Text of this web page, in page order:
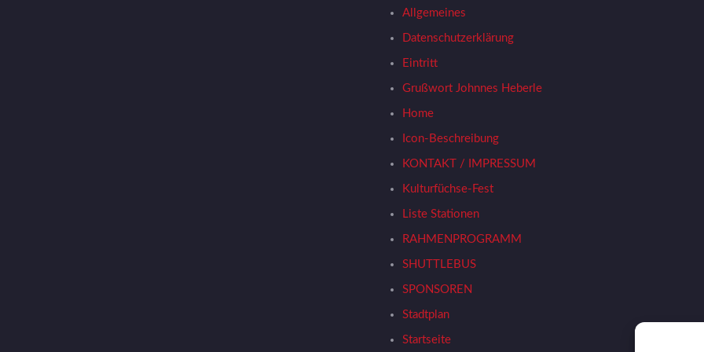
Allgemeines
Datenschutzerklärung
Eintritt
Grußwort Johnnes Heberle
Home
Icon-Beschreibung
KONTAKT / IMPRESSUM
Kulturfüchse-Fest
Liste Stationen
RAHMENPROGRAMM
SHUTTLEBUS
SPONSOREN
Stadtplan
Startseite